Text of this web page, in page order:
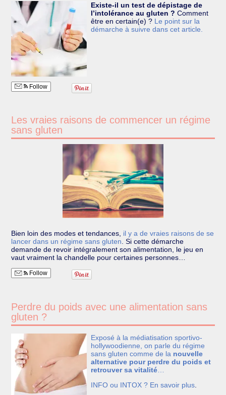
Existe-il un test de dépistage de
l’intolérance au gluten ? Comment
être en certain(e) ?Le point sur la
démarche à suivre dans cet article.
Follow
Les vraies raisons de commencer un régime
sans gluten
Bien loin des modes et tendances, il y a de vraies raisons de se
lancer dans un régime sans gluten Si cette démarche
demande de revoir intégralement son alimentation, le jeu en
vaut vraiment la chandelle pour certaines personnes…
Follow
Perdre du poids avec une alimentation sans
gluten ?
Exposé à la médiatisation sportivo-
hollywoodienne, on parle du régime
sans gluten comme de la nouvelle
alternative pour perdre du poids et
retrouver sa vitalité…
INFO ou INTOX ? En savoir plus.